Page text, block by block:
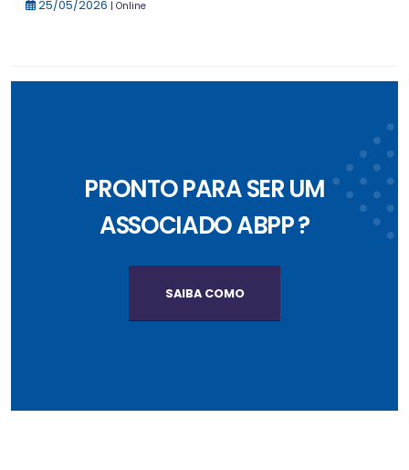
25/05/2026 | Online
PRONTO PARA SER UM
ASSOCIADO ABPP ?
SAIBA COMO